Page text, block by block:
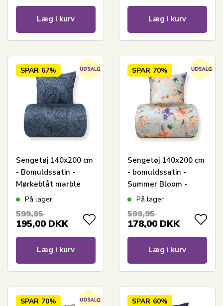
Læg i kurv Læg i kurv
SPAR 67%
Sengetøj 140x200 cm
- Bomuldssatin -
Mørkeblåt marble
printPå lager
599,95
195,00 DKK
Læg i kurv
SPAR 70%
Sengetøj 140x200 cm
- bomuldssatin -
Summer Bloom -
Lyseblåt blomster
På lager
599,95
178,00 DKK
Læg i kurv
SPAR 70% SPAR 60%